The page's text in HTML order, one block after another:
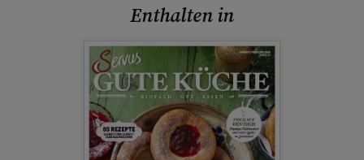
Enthalten in